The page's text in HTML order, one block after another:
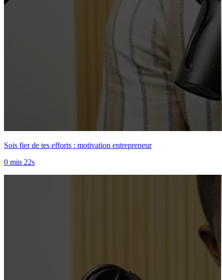
Sois fier de tes efforts : motivation entrepreneur
0 min 22s